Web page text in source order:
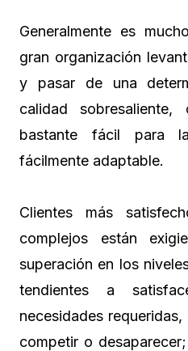
Generalmente es
gran organización
y pasar de una
calidad
bastante fácil para
fácilmente adaptable.
Clientes más
complejos están
superación en los
tendientes a
necesidades
competir o